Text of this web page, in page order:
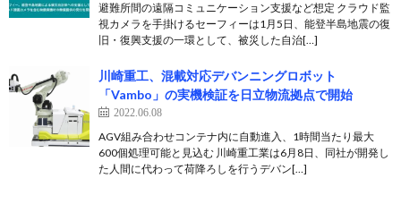
避難所間の遠隔コミュニケーション支援など想定 クラウド監
視カメラを手掛けるセーフィーは1月5日、能登半島地震の復
旧・復興支援の一環として、被災した自治[…]
川崎重工、混載対応デバンニングロボット
「Vambo」の実機検証を日立物流拠点で開始
2022.06.08
AGV組み合わせコンテナ内に自動進入、1時間当たり最大
600個処理可能と見込む 川崎重工業は6月8日、同社が開発し
た人間に代わって荷降ろしを行うデバン[…]